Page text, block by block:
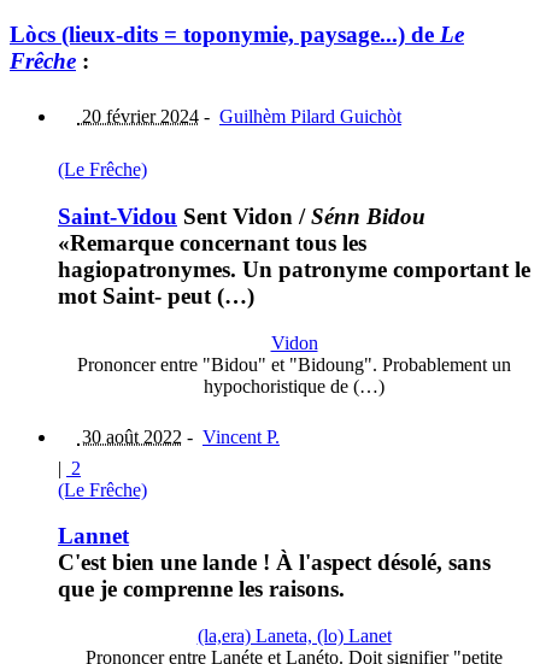
Lòcs (lieux-dits = toponymie, paysage...) de Le
Frêche :
20 février 2024 - Guilhèm Pilard Guichòt
(Le Frêche)
Saint-Vidou Sent Vidon /Sénn Bidou
«Remarque concernant tous les
hagiopatronymes. Un patronyme comportant le
mot Saint- peut (…)
Vidon
Prononcer entre "Bidou" et "Bidoung". Probablement un
hypochoristique de (…)
30 août 2022 - Vincent P.
| 2
(Le Frêche)
Lannet
C'est bien une lande ! À l'aspect désolé, sans
que je comprenne les raisons.
(la,era) Laneta, (lo) Lanet
Prononcer entre Lanéte et Lanéto. Doit signifier "petite